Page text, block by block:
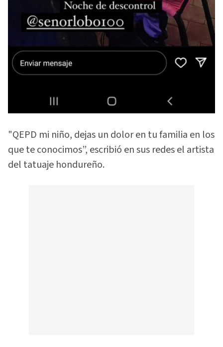
"QEPD mi niño, dejas un dolor en tu familia en los
que te conocimos”, escribió en sus redes el artista
del tatuaje hondureño.